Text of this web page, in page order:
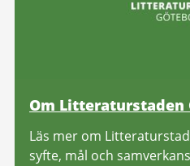
Om Litteraturstaden
Läs mer om
syfte, mål och